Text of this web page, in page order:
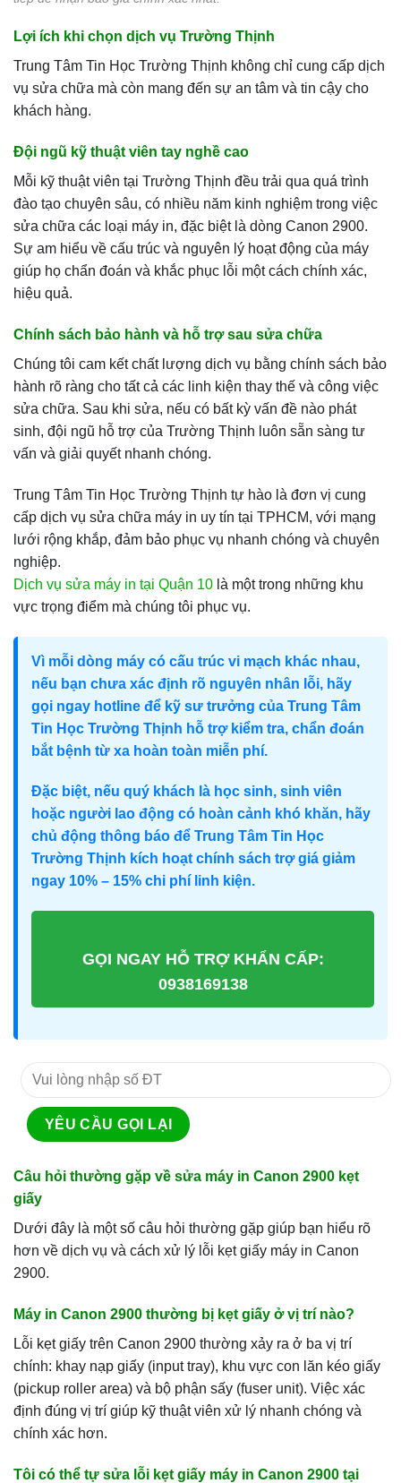
Lợi ích khi chọn dịch vụ Trường Thịnh
Trung Tâm Tin Học Trường Thịnh không chỉ cung cấp dịch
vụ sửa chữa mà còn mang đến sự an tâm và tin cậy cho
khách hàng.
Đội ngũ kỹ thuật viên tay nghề cao
Mỗi kỹ thuật viên tại Trường Thịnh đều trải qua quá trình
đào tạo chuyên sâu, có nhiều năm kinh nghiệm trong việc
sửa chữa các loại máy in, đặc biệt là dòng Canon 2900.
Sự am hiểu về cấu trúc và nguyên lý hoạt động của máy
giúp họ chẩn đoán và khắc phục lỗi một cách chính xác,
hiệu quả.
Chính sách bảo hành và hỗ trợ sau sửa chữa
Chúng tôi cam kết chất lượng dịch vụ bằng chính sách bảo
hành rõ ràng cho tất cả các linh kiện thay thế và công việc
sửa chữa. Sau khi sửa, nếu có bất kỳ vấn đề nào phát
sinh, đội ngũ hỗ trợ của Trường Thịnh luôn sẵn sàng tư
vấn và giải quyết nhanh chóng.
Trung Tâm Tin Học Trường Thịnh tự hào là đơn vị cung
cấp dịch vụ sửa chữa máy in uy tín tại TPHCM, với mạng
lưới rộng khắp, đảm bảo phục vụ nhanh chóng và chuyên
nghiệp.
Dịch vụ sửa máy in tại Quận 10 là một trong những khu
vực trọng điểm mà chúng tôi phục vụ.
Vì mỗi dòng máy có cấu trúc vi mạch khác nhau,
nếu bạn chưa xác định rõ nguyên nhân lỗi, hãy
gọi ngay hotline để kỹ sư trưởng của Trung Tâm
Tin Học Trường Thịnh hỗ trợ kiểm tra, chẩn đoán
bắt bệnh từ xa hoàn toàn miễn phí.
Đặc biệt, nếu quý khách là học sinh, sinh viên
hoặc người lao động có hoàn cảnh khó khăn, hãy
chủ động thông báo để Trung Tâm Tin Học
Trường Thịnh kích hoạt chính sách trợ giá giảm
ngay 10% – 15% chi phí linh kiện.
GỌI NGAY HỖ TRỢ KHẨN CẤP:
0938169138
Câu hỏi thường gặp về sửa máy in Canon 2900 kẹt
giấy
Dưới đây là một số câu hỏi thường gặp giúp bạn hiểu rõ
hơn về dịch vụ và cách xử lý lỗi kẹt giấy máy in Canon
2900.
Máy in Canon 2900 thường bị kẹt giấy ở vị trí nào?
Lỗi kẹt giấy trên Canon 2900 thường xảy ra ở ba vị trí
chính: khay nạp giấy (input tray), khu vực con lăn kéo giấy
(pickup roller area) và bộ phận sấy (fuser unit). Việc xác
định đúng vị trí giúp kỹ thuật viên xử lý nhanh chóng và
chính xác hơn.
Tôi có thể tự sửa lỗi kẹt giấy máy in Canon 2900 tại